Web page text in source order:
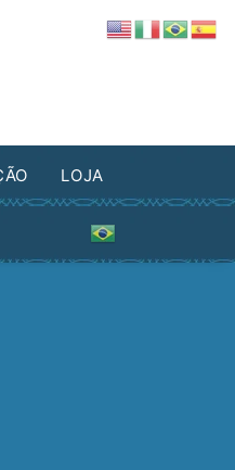
LOJA